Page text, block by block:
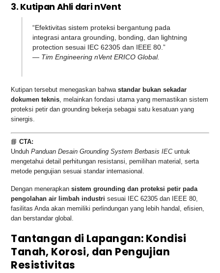
3. Kutipan Ahli dari nVent
“Efektivitas sistem proteksi bergantung pada
integrasi antara grounding, bonding, dan lightning
protection sesuai IEC 62305 dan IEEE 80.”
— Tim Engineering nVent ERICO Global.
Kutipan tersebut menegaskan bahwastandar bukan sekadar
dokumen teknis, melainkan fondasi utama yang memastikan sistem
proteksi petir dan grounding bekerja sebagai satu kesatuan yang
sinergis.
📘CTA:
UnduhPanduan Desain Grounding System Berbasis IECuntuk
mengetahui detail perhitungan resistansi, pemilihan material, serta
metode pengujian sesuai standar internasional.
Dengan menerapkansistem grounding dan proteksi petir pada
pengolahan air limbah industri sesuai IEC 62305 dan IEEE 80,
fasilitas Anda akan memiliki perlindungan yang lebih handal, efisien,
dan berstandar global.
Tantangan di Lapangan: Kondisi
Tanah, Korosi, dan Pengujian
Resistivitas